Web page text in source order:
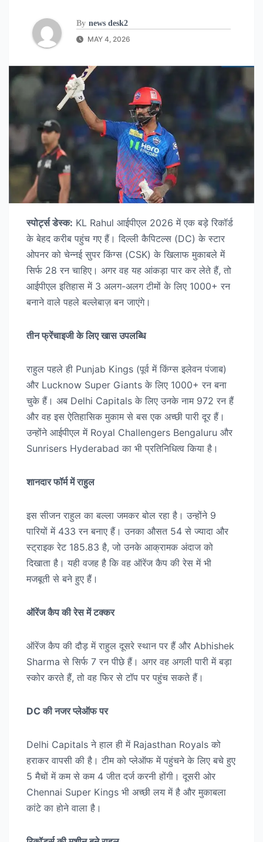
By news desk2
MAY 4, 2026
स्पोर्ट्स डेस्क: KL Rahul आईपीएल 2026 में एक बड़े रिकॉर्ड
के बेहद करीब पहुंच गए हैं। दिल्ली कैपिटल्स (DC) के स्टार
ओपनर को चेन्नई सुपर किंग्स (CSK) के खिलाफ मुकाबले में
सिर्फ 28 रन चाहिए। अगर वह यह आंकड़ा पार कर लेते हैं, तो
आईपीएल इतिहास में 3 अलग-अलग टीमों के लिए 1000+ रन
बनाने वाले पहले बल्लेबाज़ बन जाएंगे।
तीन फ्रेंचाइजी के लिए खास उपलब्धि
राहुल पहले ही Punjab Kings (पूर्व में किंग्स इलेवन पंजाब)
और Lucknow Super Giants के लिए 1000+ रन बना
चुके हैं। अब Delhi Capitals के लिए उनके नाम 972 रन हैं
और वह इस ऐतिहासिक मुकाम से बस एक अच्छी पारी दूर हैं।
उन्होंने आईपीएल में Royal Challengers Bengaluru और
Sunrisers Hyderabad का भी प्रतिनिधित्व किया है।
शानदार फॉर्म में राहुल
इस सीजन राहुल का बल्ला जमकर बोल रहा है। उन्होंने 9
पारियों में 433 रन बनाए हैं। उनका औसत 54 से ज्यादा और
स्ट्राइक रेट 185.83 है, जो उनके आक्रामक अंदाज को
दिखाता है। यही वजह है कि वह ऑरेंज कैप की रेस में भी
मजबूती से बने हुए हैं।
ऑरेंज कैप की रेस में टक्कर
ऑरेंज कैप की दौड़ में राहुल दूसरे स्थान पर हैं और Abhishek
Sharma से सिर्फ 7 रन पीछे हैं। अगर वह अगली पारी में बड़ा
स्कोर करते हैं, तो वह फिर से टॉप पर पहुंच सकते हैं।
DC की नजर प्लेऑफ पर
Delhi Capitals ने हाल ही में Rajasthan Royals को
हराकर वापसी की है। टीम को प्लेऑफ में पहुंचने के लिए बचे हुए
5 मैचों में कम से कम 4 जीत दर्ज करनी होंगी। दूसरी ओर
Chennai Super Kings भी अच्छी लय में है और मुकाबला
कांटे का होने वाला है।